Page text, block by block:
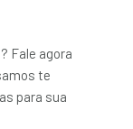
Fale agora
te
para sua